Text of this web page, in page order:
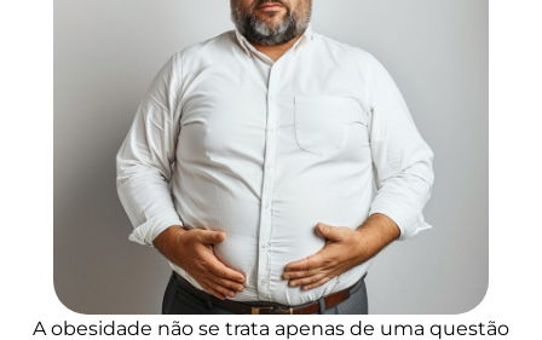
A obesidade não se trata apenas de uma questão